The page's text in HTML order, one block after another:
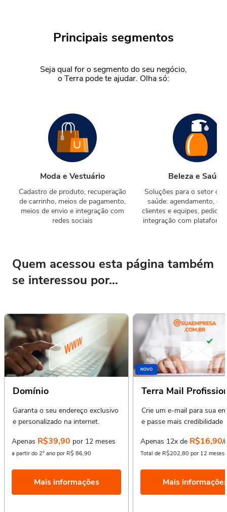
Principais segmentos
Seja qual for o segmento do seu negócio,
o Terra pode te ajudar. Olha só:
Moda e Vestuário
Cadastro de produto, recuperação
de carrinho, meios de pagamento,
meios de envio e integração com
redes sociais
Beleza e Saúde
Soluções para o setor de
saúde: agendamento,
clientes e equipes,
integração com
Quem acessou esta página também
se interessou por...
Domínio
Garanta o seu endereço exclusivo
e personalizado na internet.
Apenas R$39,90 por 12 meses
a partir do 2° ano por R$ 86,90
Mais informações
NOVO
Terra Mail
Crie um e-mail para sua
e passe mais credibilidade
Apenas 12x de R$16,90/
Total de R$202,80 por 12 meses
Mais